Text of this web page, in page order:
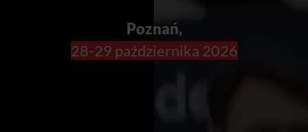
Poznań,
28-29 października 2026